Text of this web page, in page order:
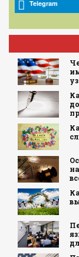
Telegram